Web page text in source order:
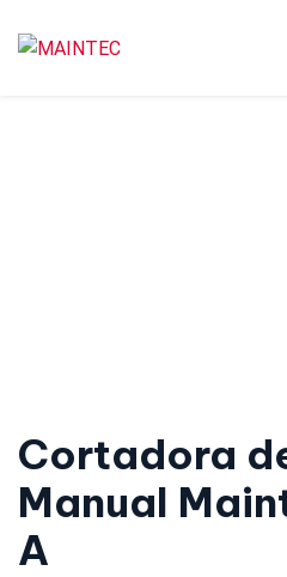
Cortadora
Manual
A